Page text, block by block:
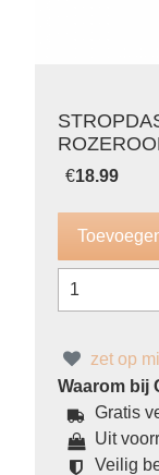
€18.99
zet op
Waarom bij
Gratis
Uit
Veilig